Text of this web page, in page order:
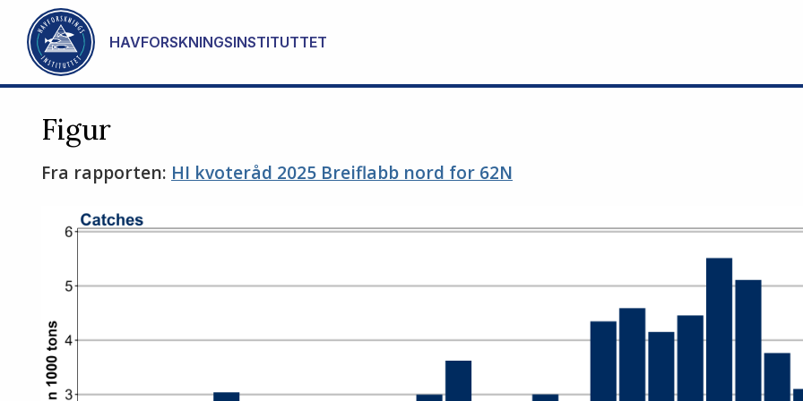
Gå til hovedinnhold
HAVFORSKNINGSINSTITUTTET
Figur
Fra rapporten: HI kvoteråd 2025 Breiflabb nord for 62N